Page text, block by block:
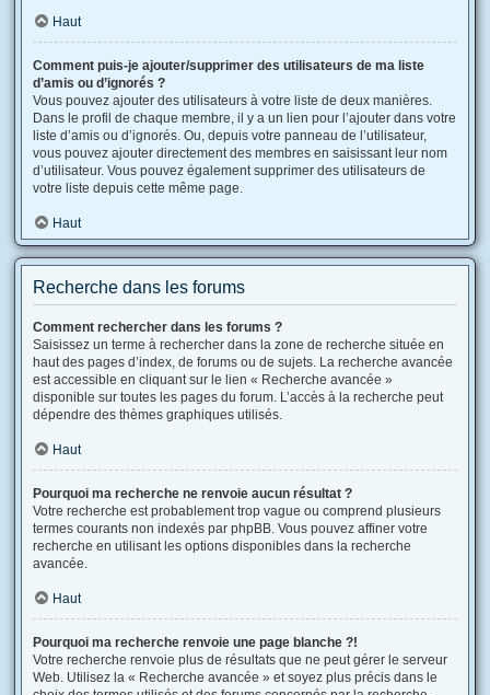
Haut
Comment puis-je ajouter/supprimer des utilisateurs de ma liste
d’amis ou d’ignorés ?
Vous pouvez ajouter des utilisateurs à votre liste de deux manières.
Dans le profil de chaque membre, il y a un lien pour l’ajouter dans votre
liste d’amis ou d’ignorés. Ou, depuis votre panneau de l’utilisateur,
vous pouvez ajouter directement des membres en saisissant leur nom
d’utilisateur. Vous pouvez également supprimer des utilisateurs de
votre liste depuis cette même page.
Haut
Recherche dans les forums
Comment rechercher dans les forums ?
Saisissez un terme à rechercher dans la zone de recherche située en
haut des pages d’index, de forums ou de sujets. La recherche avancée
est accessible en cliquant sur le lien « Recherche avancée »
disponible sur toutes les pages du forum. L’accès à la recherche peut
dépendre des thèmes graphiques utilisés.
Haut
Pourquoi ma recherche ne renvoie aucun résultat ?
Votre recherche est probablement trop vague ou comprend plusieurs
termes courants non indexés par phpBB. Vous pouvez affiner votre
recherche en utilisant les options disponibles dans la recherche
avancée.
Haut
Pourquoi ma recherche renvoie une page blanche ?!
Votre recherche renvoie plus de résultats que ne peut gérer le serveur
Web. Utilisez la « Recherche avancée » et soyez plus précis dans le